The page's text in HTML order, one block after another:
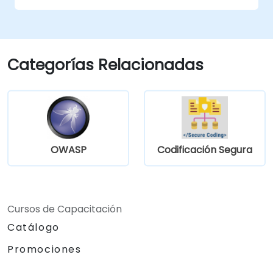
Categorías Relacionadas
OWASP Codificación Segura
Cursos de Capacitación
Catálogo
Promociones